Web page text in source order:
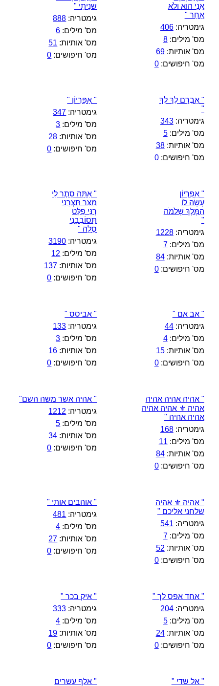
אֲנִי הוּא ולֹא
אַחֵר "
גימטריה:406
מס' מילים:8
מס' אותיות:69
מס' חיפושים:0
שנִיתִי "
גימטריה: 888
מס' מילים: 6
מס' אותיות: 51
מס' חיפושים: 0
" אַבְרָם לֶךְ לְךָ
"
גימטריה:343
מס' מילים:5
מס' אותיות:38
מס' חיפושים:0
" אַפִּרְיוֹן "
גימטריה: 347
מס' מילים: 3
מס' אותיות: 28
מס' חיפושים: 0
" אַפִּרְיוֹן
עָשָׂה לוֹ
הַמֶּלֶךְ שְׁלֹמֹה
"
גימטריה:1228
מס' מילים:7
מס' אותיות:84
מס' חיפושים:0
" אַתָּה סֵתֶר לִי
מִצַּר תִּצְּרֵנִי
רָנֵּי פַלֵּט
תְּסוֹבְבֵנִי
סֶלָה "
גימטריה: 3190
מס' מילים: 12
מס' אותיות: 137
מס' חיפושים: 0
" אב אם "
גימטריה:44
מס' מילים:4
מס' אותיות:15
מס' חיפושים:0
" אביסס "
גימטריה: 133
מס' מילים: 3
מס' אותיות: 16
מס' חיפושים: 0
" אהיה אהיה אהיה
אהיה ⚜️ אהיה אהיה
אהיה אהיה "
גימטריה:168
מס' מילים: 11
מס' אותיות:84
מס' חיפושים:0
" אהיה אשר משה השם"
גימטריה: 1212
מס' מילים: 5
מס' אותיות: 34
מס' חיפושים: 0
" אהיה ⚜️ אהיה
שלחני אליכם "
גימטריה: 541
מס' מילים:7
מס' אותיות: 52
מס' חיפושים:0
" אוהבים אותי "
גימטריה: 481
מס' מילים: 4
מס' אותיות: 27
מס' חיפושים: 0
" אחד אפס לך "
גימטריה:204
מס' מילים:5
מס' אותיות:24
מס' חיפושים:0
" איק בכר "
גימטריה: 333
מס' מילים: 4
מס' אותיות: 19
מס' חיפושים: 0
" אל שדי "
" אלף עשרים